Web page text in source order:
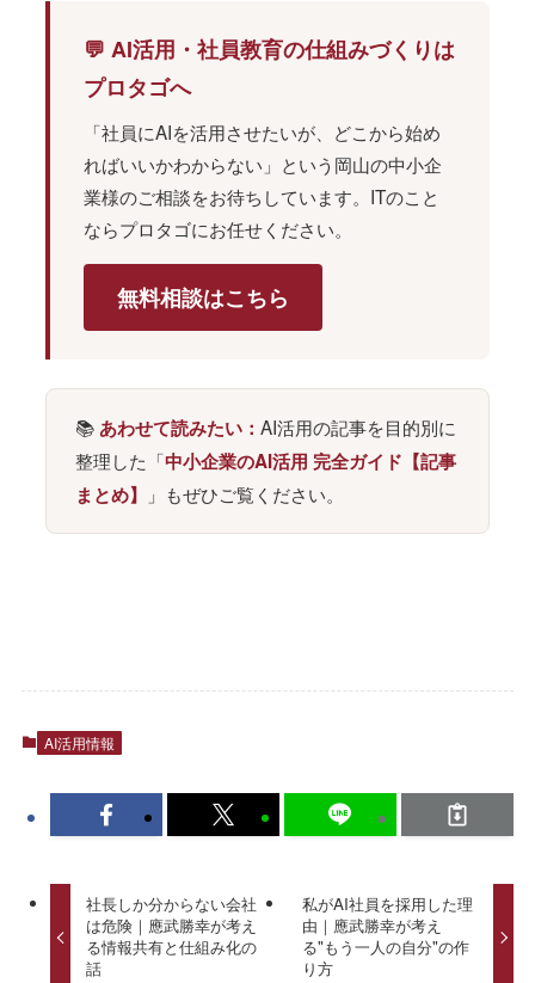
💬 AI活用・社員教育の仕組みづくりは
プロタゴへ
「社員にAIを活用させたいが、どこから始め
ればいいかわからない」という岡山の中小企
業様のご相談をお待ちしています。ITのこと
ならプロタゴにお任せください。
無料相談はこちら
📚あわせて読みたい： AI活用の記事を目的別に
整理した「中小企業のAI活用 完全ガイド【記事
まとめ】 」もぜひご覧ください。
AI活用情報
社長しか分からない会社
は危険｜應武勝幸が考え
る情報共有と仕組み化の
話
私がAI社員を採用した理
由｜應武勝幸が考え
る"もう一人の自分"の作
り方